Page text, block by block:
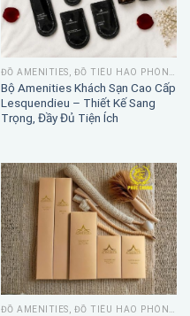
Bộ Amenities Khách Sạn Cao Cấp
Lesquendieu – Thiết Kế Sang
Trọng, Đầy Đủ Tiện Ích